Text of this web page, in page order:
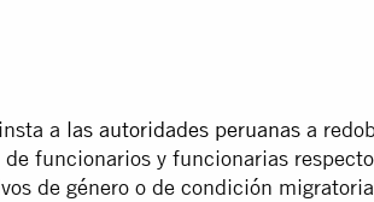
a las autoridades peruanas a
funcionarios y funcionarias
de género o de condición